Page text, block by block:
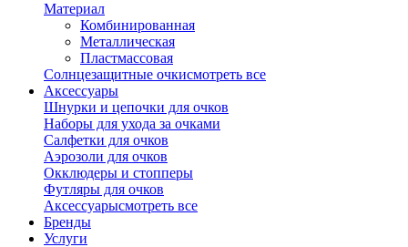
Материал
Комбинированная
Металлическая
Пластмассовая
Солнцезащитные очкисмотреть все
Аксессуары
Шнурки и цепочки для очков
Наборы для ухода за очками
Салфетки для очков
Аэрозоли для очков
Окклюдеры и стопперы
Футляры для очков
Аксессуарысмотреть все
Бренды
Услуги